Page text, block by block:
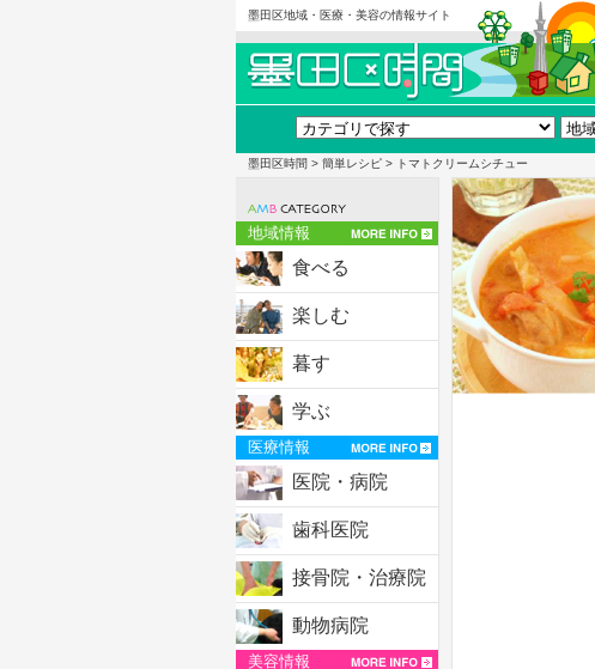
墨田区地域・医療・美容の情報サイト
墨田区時間 > 簡単レシピ > トマトクリームシチュー
地域情報
食べる
楽しむ
暮す
学ぶ
医療情報
医院・病院
歯科医院
接骨院・治療院
動物病院
美容情報